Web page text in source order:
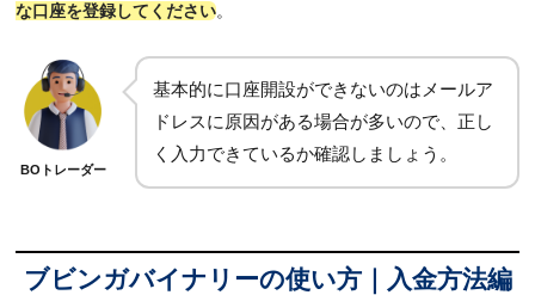
な口座を登録してください。
BOトレーダー
基本的に口座開設ができないのはメールア
ドレスに原因がある場合が多いので、正し
く入力できているか確認しましょう。
ブビンガバイナリーの使い方｜入金方法編